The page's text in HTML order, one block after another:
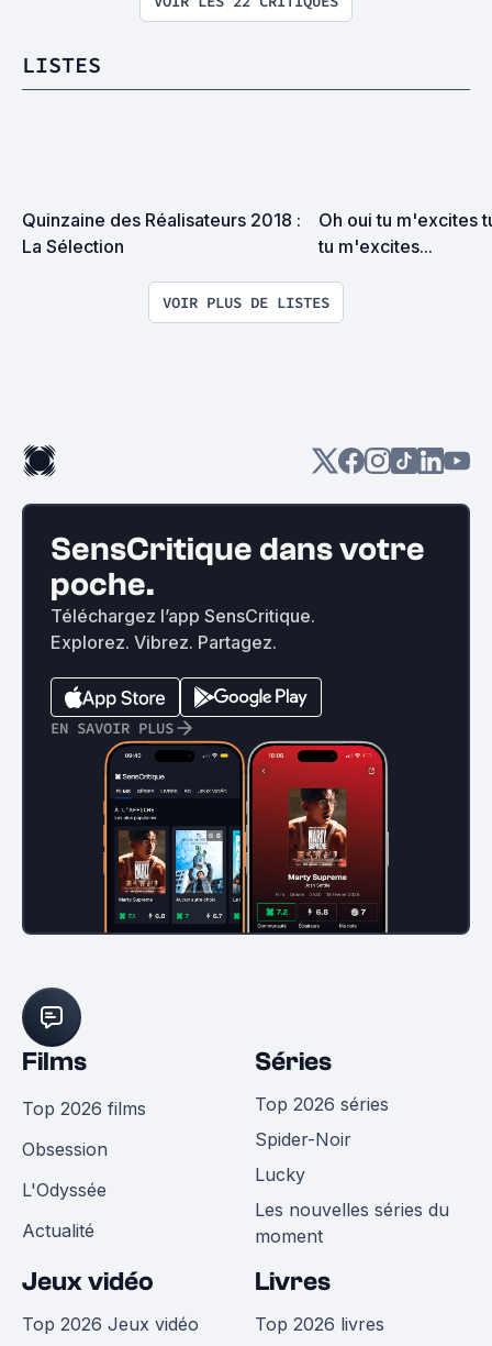
LISTES
Quinzaine des Réalisateurs 2018 :
La Sélection
Oh oui tu m'excites
tu m'excites...
VOIR PLUS DE LISTES
SensCritique dans votre
poche.
Téléchargez l’app SensCritique.
Explorez. Vibrez. Partagez.
EN SAVOIR PLUS
Films
Top 2026 films
Obsession
L'Odyssée
Actualité
Séries
Top 2026 séries
Spider-Noir
Lucky
Les nouvelles séries du
moment
Jeux vidéo
Top 2026 Jeux vidéo
Livres
Top 2026 livres